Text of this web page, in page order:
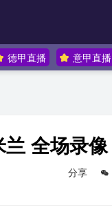
德甲直播 意甲直播
全场录像
分享